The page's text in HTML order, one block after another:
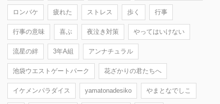
ロンバケ 疲れた ストレス 歩く 行事
行事の意味 喜ぶ 夜泣き対策 やってはいけない
流星の絆 3年A組 アンナチュラル
池袋ウエストゲートパーク 花ざかりの君たちへ
イケメンパラダイス yamatonadesiko やまとなでしこ